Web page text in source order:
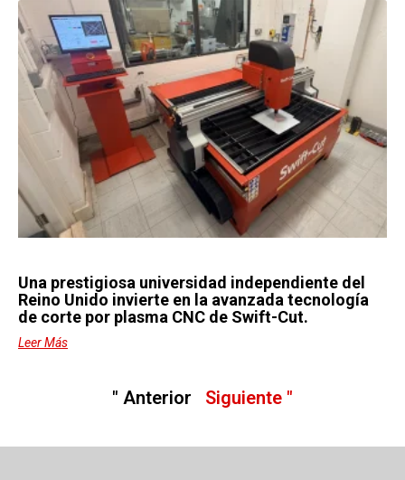
Una prestigiosa universidad independiente del
Reino Unido invierte en la avanzada tecnología
de corte por plasma CNC de Swift-Cut.
Leer Más
" Anterior Siguiente "